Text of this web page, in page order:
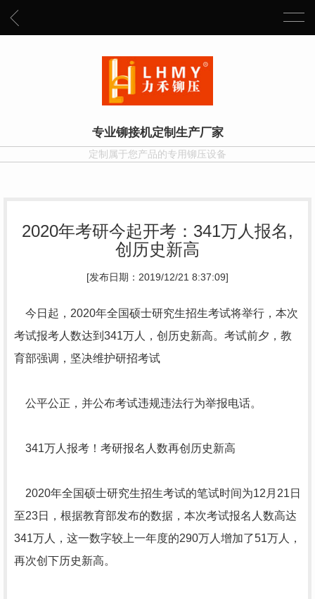
专业铆接机定制生产厂家
定制属于您产品的专用铆压设备
2020年考研今起开考：341万人报名,
创历史新高
[发布日期：2019/12/21 8:37:09]
今日起，2020年全国硕士研究生招生考试将举行，本次
考试报考人数达到341万人，创历史新高。考试前夕，教
育部强调，坚决维护研招考试
公平公正，并公布考试违规违法行为举报电话。
341万人报考！考研报名人数再创历史新高
2020年全国硕士研究生招生考试的笔试时间为12月21日
至23日，根据教育部发布的数据，本次考试报名人数高达
341万人，这一数字较上一年度的290万人增加了51万人，
再次创下历史新高。